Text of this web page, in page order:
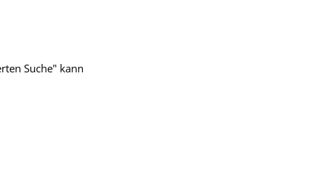
Suche" kann